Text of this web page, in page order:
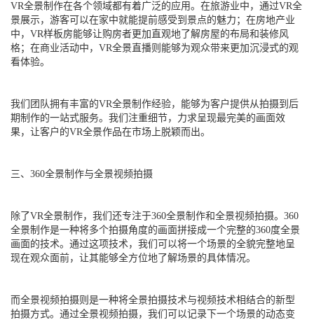
VR全景制作在各个领域都有着广泛的应用。在旅游业中，通过VR全
景展示，游客可以在家中就能提前感受到景点的魅力；在房地产业
中，VR样板房能够让购房者更加直观地了解房屋的布局和装修风
格；在商业活动中，VR全景直播则能够为观众带来更加沉浸式的观
看体验。
我们团队拥有丰富的VR全景制作经验，能够为客户提供从拍摄到后
期制作的一站式服务。我们注重细节，力求呈现最完美的画面效
果，让客户的VR全景作品在市场上脱颖而出。
三、360全景制作与全景视频拍摄
除了VR全景制作，我们还专注于360全景制作和全景视频拍摄。360
全景制作是一种将多个拍摄角度的画面拼接成一个完整的360度全景
画面的技术。通过这项技术，我们可以将一个场景的全貌完整地呈
现在观众面前，让其能够全方位地了解场景的具体情况。
而全景视频拍摄则是一种将全景拍摄技术与视频技术相结合的新型
拍摄方式。通过全景视频拍摄，我们可以记录下一个场景的动态变